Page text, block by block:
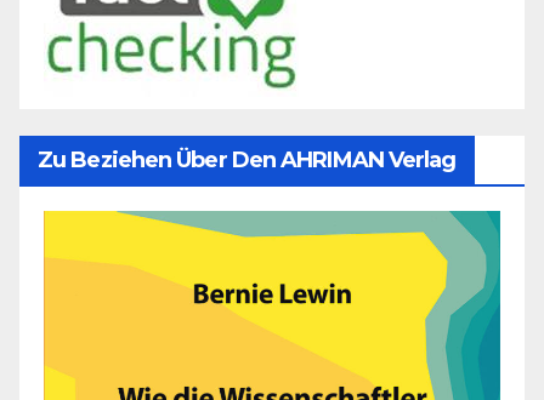
Zu Beziehen Über Den AHRIMAN Verlag